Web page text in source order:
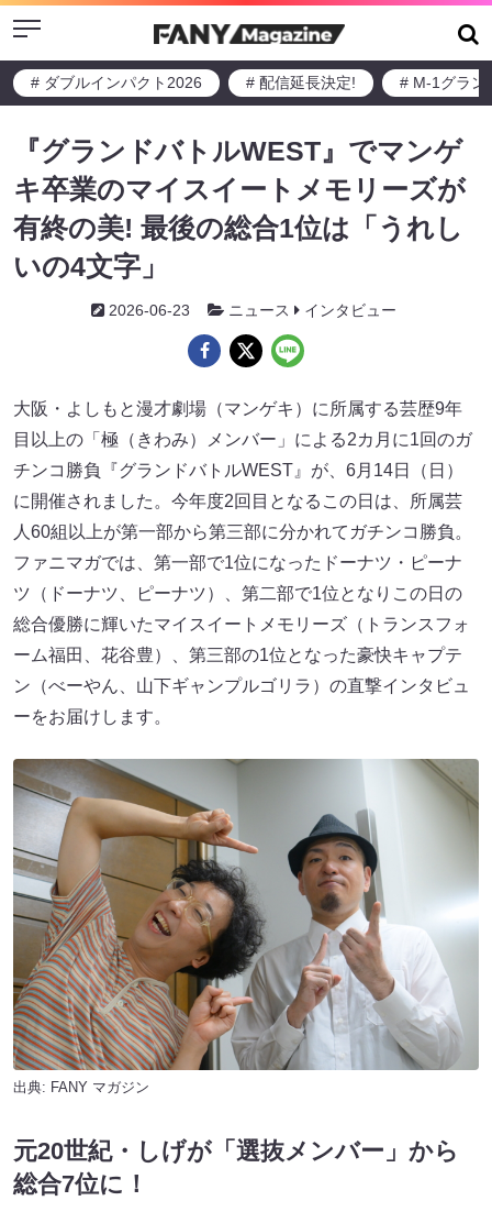
Menu
# ダブルインパクト2026 # 配信延長決定! # M-1グラン
『グランドバトルWEST』でマンゲ
キ卒業のマイスイートメモリーズが
有終の美! 最後の総合1位は「うれし
いの4文字」
2026-06-23 ニュース インタビュー
大阪・よしもと漫才劇場（マンゲキ）に所属する芸歴9年
目以上の「極（きわみ）メンバー」による2カ月に1回のガ
チンコ勝負『グランドバトルWEST』が、6月14日（日）
に開催されました。今年度2回目となるこの日は、所属芸
人60組以上が第一部から第三部に分かれてガチンコ勝負。
ファニマガでは、第一部で1位になったドーナツ・ピーナ
ツ（ドーナツ、ピーナツ）、第二部で1位となりこの日の
総合優勝に輝いたマイスイートメモリーズ（トランスフォ
ーム福田、花谷豊）、第三部の1位となった豪快キャプテ
ン（べーやん、山下ギャンプルゴリラ）の直撃インタビュ
ーをお届けします。
出典: FANY マガジン
元20世紀・しげが「選抜メンバー」から
総合7位に！